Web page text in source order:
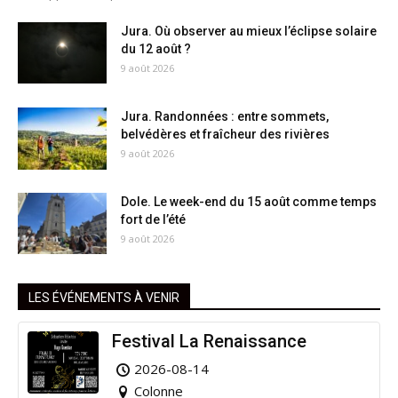
Jura. Où observer au mieux l’éclipse solaire
du 12 août ?
9 août 2026
Jura. Randonnées : entre sommets,
belvédères et fraîcheur des rivières
9 août 2026
Dole. Le week-end du 15 août comme temps
fort de l’été
9 août 2026
LES ÉVÉNEMENTS À VENIR
Festival La Renaissance
2026-08-14
Colonne